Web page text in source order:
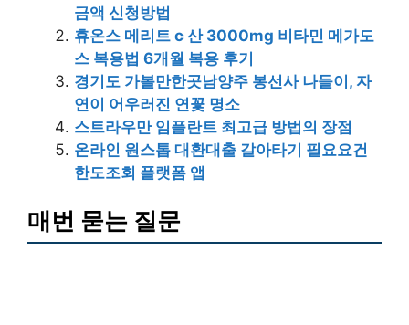
금액 신청방법
휴온스 메리트 c 산 3000mg 비타민 메가도
스 복용법 6개월 복용 후기
경기도 가볼만한곳남양주 봉선사 나들이, 자
연이 어우러진 연꽃 명소
스트라우만 임플란트 최고급 방법의 장점
온라인 원스톱 대환대출 갈아타기 필요요건
한도조회 플랫폼 앱
매번 묻는 질문